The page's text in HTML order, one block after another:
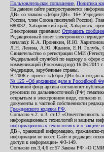
Пользовательское соглашение Политика
На данном сайте распространяется
ДВ» со знаком «Дебри-ДВ». 16+
России, член Союза писателей России).
680032, Хабаровский край, Хабаровск,
Электронная приемная: Отправить
Редакционный совет электронного
началах): К.А. Пронякин, И.Ю.
Л.Н. Левина, А.Ю. Жданов, Е.Н. Голубь,
Свидетельство о регистрации СМИ
Федеральной службой по надзору в сфере
коммуникаций (Роскомнадзор) 16.06.2011
Федерация, зарубежные страны.
В 2006 г. проект «Дебри-ДВ» был создан
№ 125 «Об архивном деле в Российской
Основной фонд архива составляют
рукописи по дальневосточной (РФ)
открытым в электронном виде, согласно
документы к частной собственности
Гражданского кодекса РФ
Согласно ч.2. п.3. ст.17 «Ответственность
информационных технологий и защиты
информационных технологиях и о защите
ДВ», хранящий информацию, гражданско-
информации не несет. Сайт и редакция
доступ к информации» ФЗ-149.
Согласно пп.3,4,6 ст.57 Закона РФ «О